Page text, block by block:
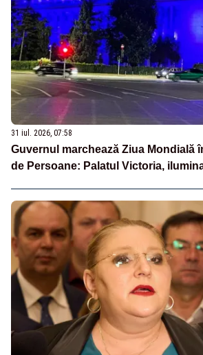
31 iul. 2026, 07:58
Guvernul marchează Ziua Mondială
de Persoane: Palatul Victoria,